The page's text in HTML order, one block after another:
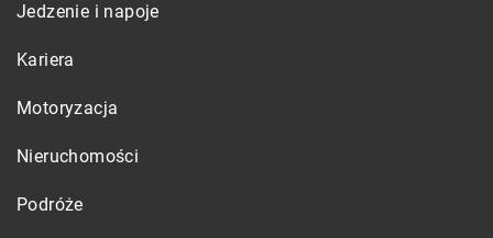
Jedzenie i napoje
Kariera
Motoryzacja
Nieruchomości
Podróże